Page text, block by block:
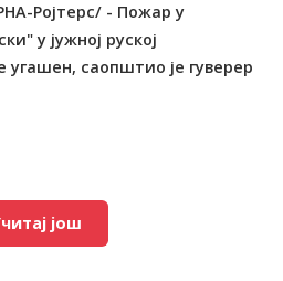
Ројтерс/ - Пожар у
у јужној руској
угашен, саопштио је гуверер
још